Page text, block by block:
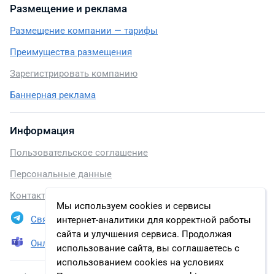
Мы используем cookies и сервисы
интернет-аналитики для корректной работы
сайта и улучшения сервиса. Продолжая
использование сайта, вы соглашаетесь с
использованием cookies на условиях
Размещение и реклама
Размещение компании — тарифы
Преимущества размещения
Зарегистрировать компанию
Баннерная реклама
Информация
Пользовательское соглашение
Персональные данные
Контакты
Связаться в Telegram
Онлайн презентация